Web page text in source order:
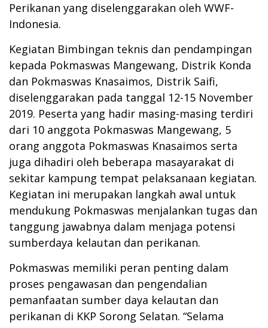
Perikanan yang diselenggarakan oleh WWF-
Indonesia.
Kegiatan Bimbingan teknis dan pendampingan
kepada Pokmaswas Mangewang, Distrik Konda
dan Pokmaswas Knasaimos, Distrik Saifi,
diselenggarakan pada tanggal 12-15 November
2019. Peserta yang hadir masing-masing terdiri
dari 10 anggota Pokmaswas Mangewang, 5
orang anggota Pokmaswas Knasaimos serta
juga dihadiri oleh beberapa masayarakat di
sekitar kampung tempat pelaksanaan kegiatan.
Kegiatan ini merupakan langkah awal untuk
mendukung Pokmaswas menjalankan tugas dan
tanggung jawabnya dalam menjaga potensi
sumberdaya kelautan dan perikanan.
Pokmaswas memiliki peran penting dalam
proses pengawasan dan pengendalian
pemanfaatan sumber daya kelautan dan
perikanan di KKP Sorong Selatan. “Selama